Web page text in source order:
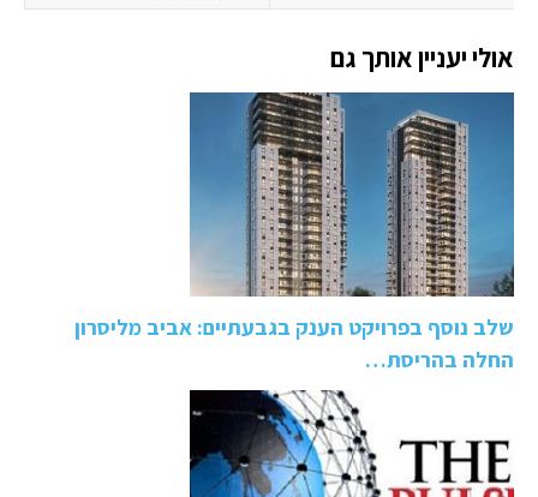
אולי יעניין אותך גם
שלב נוסף בפרויקט הענק בגבעתיים: אביב מליסרון
החלה בהריסת…